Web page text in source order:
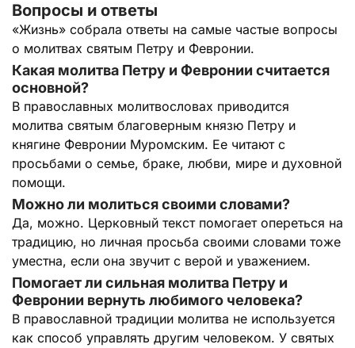
Вопросы и ответы
«Жизнь» собрала ответы на самые частые вопросы
о молитвах святым Петру и Февронии.
Какая молитва Петру и Февронии считается
основной?
В православных молитвословах приводится
молитва святым благоверным князю Петру и
княгине Февронии Муромским. Ее читают с
просьбами о семье, браке, любви, мире и духовной
помощи.
Можно ли молиться своими словами?
Да, можно. Церковный текст помогает опереться на
традицию, но личная просьба своими словами тоже
уместна, если она звучит с верой и уважением.
Помогает ли сильная молитва Петру и
Февронии вернуть любимого человека?
В православной традиции молитва не используется
как способ управлять другим человеком. У святых